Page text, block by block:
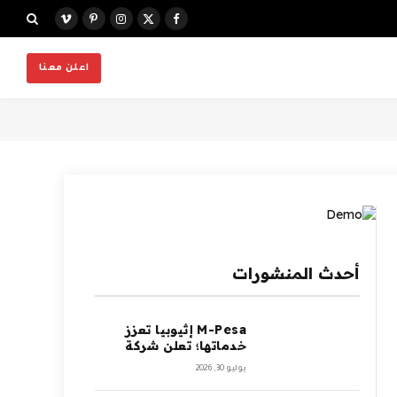
فيسبوك
X
الانستغرامبينتيريست
فيميو
اعلن معنا
أحدث المنشورات
M-Pesa إثيوبيا تعزز
خدماتها؛ تعلن شركة
نموها
يوليو 30, 2026